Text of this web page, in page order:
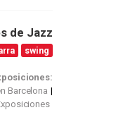
de Jazz
swing
Barcelona